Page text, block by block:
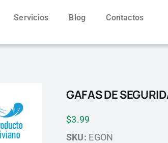
Servicios Blog Contactos
GAFAS DE
$3.99
SKU: EGON